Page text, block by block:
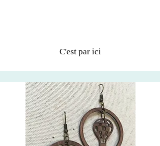
C'est par ici